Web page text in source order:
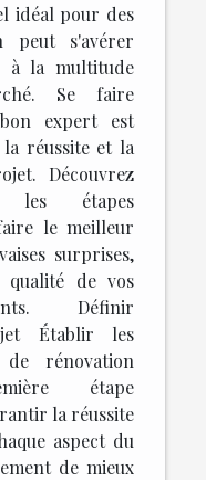
idéal pour des
peut s'avérer
à la multitude
Se faire
expert est
réussite et la
Découvrez
étapes
le meilleur
surprises,
de vos
Définir
Établir les
rénovation
étape
la réussite
aspect du
de mieux